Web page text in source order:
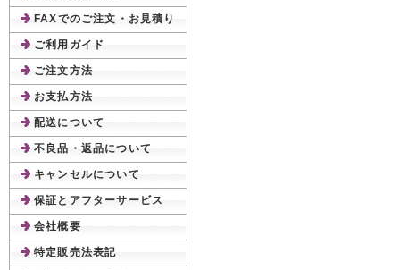
FAXでのご注文・お見積り
ご利用ガイド
ご注文方法
お支払方法
配送について
不良品・返品について
キャンセルについて
保証とアフターサービス
会社概要
特定販売法表記